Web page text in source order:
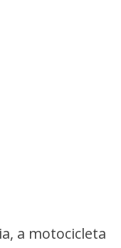
a motocicleta